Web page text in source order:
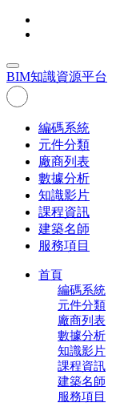
BIM知識資源平台
編碼系統
元件分類
廠商列表
數據分析
知識影片
課程資訊
建築名師
服務項目
首頁
編碼系統
元件分類
廠商列表
數據分析
知識影片
課程資訊
建築名師
服務項目